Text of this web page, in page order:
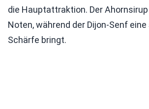
die Hauptattraktion. Der
Noten, während der Dijon-Senf
Schärfe bringt.